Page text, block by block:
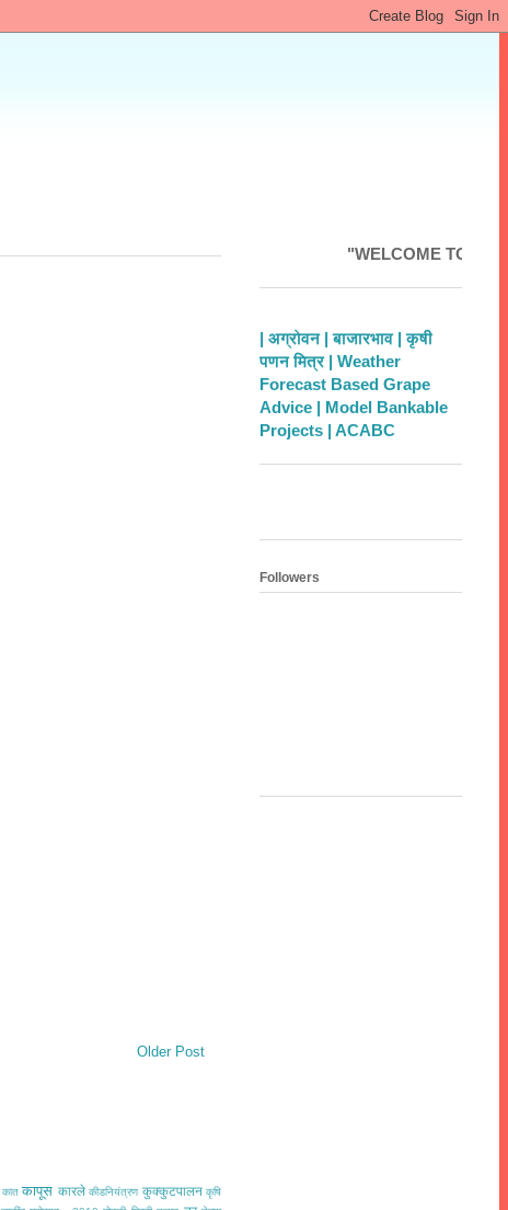
Older Post
कात कापूस कारले कीडनियंत्रण कुक्कुटपालन कृषि
"WELCOME TO
पणन मित्र | Weather
Forecast Based Grape
Advice | Model Bankable
Projects |ACABC
Followers